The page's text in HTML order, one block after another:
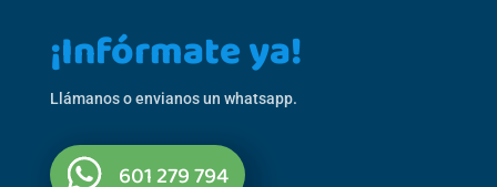
¡Infórmate ya!
Llámanos o envianos un whatsapp.
601 279 794